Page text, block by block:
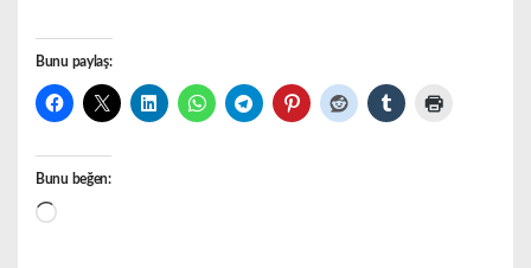
Bunu paylaş:
Bunu beğen:
Yükleniyor...